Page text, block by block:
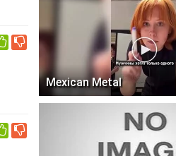
0
0
Mexican Metal